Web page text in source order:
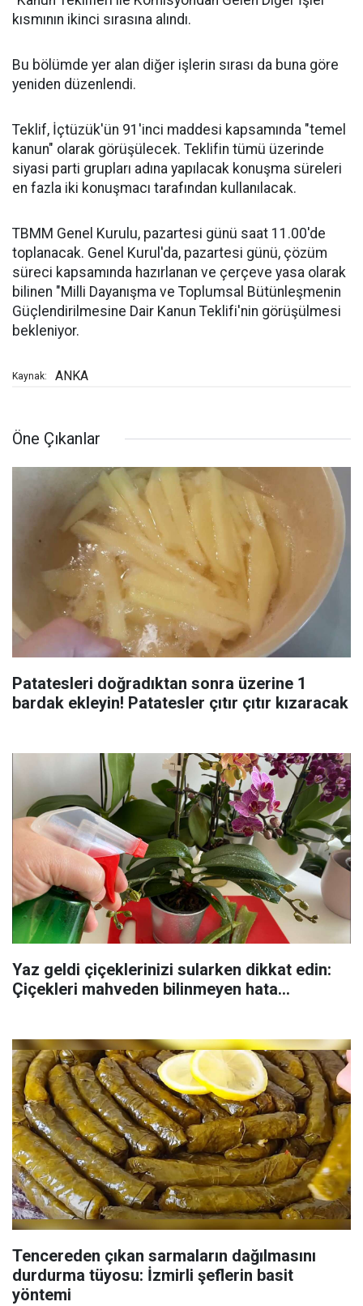
kısmının ikinci sırasına alındı.
Bu bölümde yer alan diğer işlerin sırası da buna göre
yeniden düzenlendi.
Teklif, İçtüzük'ün 91'inci maddesi kapsamında "temel
kanun" olarak görüşülecek. Teklifin tümü üzerinde
siyasi parti grupları adına yapılacak konuşma süreleri
en fazla iki konuşmacı tarafından kullanılacak.
TBMM Genel Kurulu, pazartesi günü saat 11.00'de
toplanacak. Genel Kurul'da, pazartesi günü, çözüm
süreci kapsamında hazırlanan ve çerçeve yasa olarak
bilinen "Milli Dayanışma ve Toplumsal Bütünleşmenin
Güçlendirilmesine Dair Kanun Teklifi'nin görüşülmesi
bekleniyor.
Kaynak: ANKA
Öne Çıkanlar
Patatesleri doğradıktan sonra üzerine 1
bardak ekleyin! Patatesler çıtır çıtır kızaracak
Yaz geldi çiçeklerinizi sularken dikkat edin:
Çiçekleri mahveden bilinmeyen hata...
Tencereden çıkan sarmaların dağılmasını
durdurma tüyosu: İzmirli şeflerin basit
yöntemi